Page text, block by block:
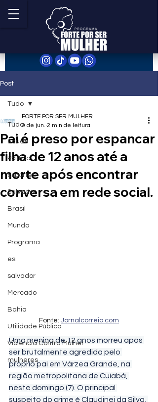
Post
Tudo
Saúde
Política
Esportes
Salvador
Brasil
Mundo
Programa
es
salvador
Mercado
Bahia
Utilidade Pública
Violência Contra Mulher
mulheres
Tudo
Pai é preso por espancar
filha de 12 anos até a
morte após encontrar
conversa em rede social.
FORTE POR SER MULHER
9 de jun. 2 min de leitura
Fonte: Jornalcorreio.com
Uma menina de 12 anos morreu após
ser brutalmente agredida pelo
próprio pai em Várzea Grande, na
região metropolitana de Cuiabá,
neste domingo (7). O principal
suspeito do crime é Claudinei da Silva,